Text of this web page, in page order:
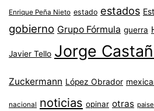
Enrique Peña Nieto estado estados
gobierno Grupo Fórmula guerra
Javier Tello Jorge
Zuckermann López Obrador
nacional noticias opinar otras